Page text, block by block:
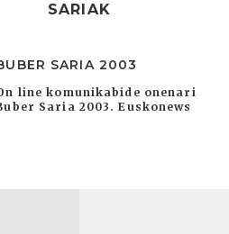
SARIAK
SARIA 2003
line komunikabide onenari
Saria 2003. Euskonews